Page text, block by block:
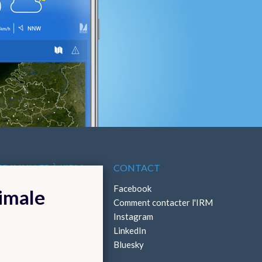
À L'IRM CONTACT
Facebook
Comment contacter l'IRM
Instagram
LinkedIn
Bluesky